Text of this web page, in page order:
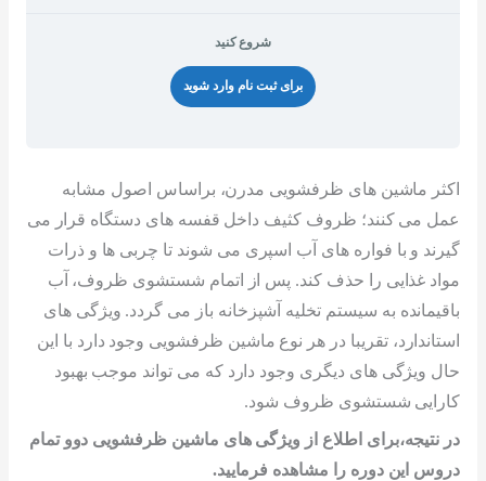
شروع کنید
برای ثبت نام وارد شوید
اکثر ماشین های ظرفشویی مدرن، براساس اصول مشابه
عمل می کنند؛ ظروف کثیف داخل قفسه های دستگاه قرار می
گیرند و با فواره های آب اسپری می شوند تا چربی ها و ذرات
مواد غذایی را حذف کند. پس از اتمام شستشوی ظروف، آب
باقیمانده به سیستم تخلیه آشپزخانه باز می گردد. ویژگی های
استاندارد، تقریبا در هر نوع ماشین ظرفشویی وجود دارد با این
حال ویژگی های دیگری وجود دارد که می تواند موجب بهبود
کارایی شستشوی ظروف شود.
در نتیجه،برای اطلاع از ویژگی های ماشین ظرفشویی دوو تمام
دروس این دوره را مشاهده فرمایید.